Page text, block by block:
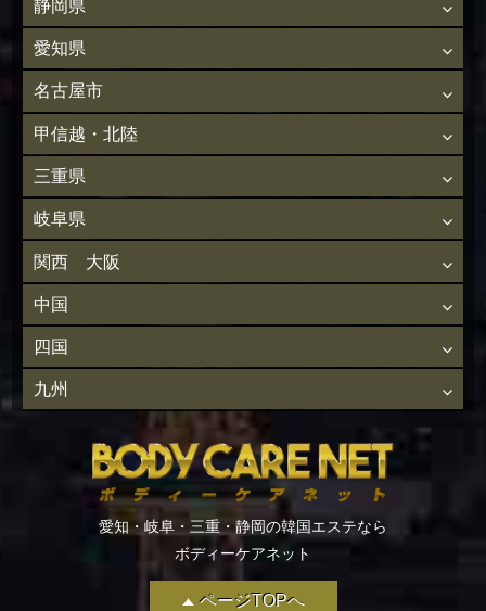
ページTOPへ
静岡県
愛知県
名古屋市
甲信越・北陸
三重県
岐阜県
関西 大阪
中国
四国
九州
愛知・岐阜・三重・静岡の韓国エステなら
ボディーケアネット